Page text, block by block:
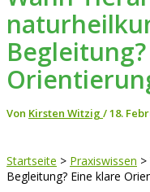
Von Kirsten Witzig/18.
Startseite > Praxiswissen >
Begleitung? Eine klare